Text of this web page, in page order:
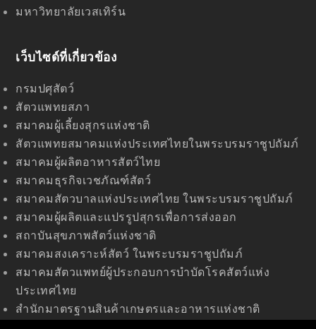
มหาวิทยาลัยเวสเทิร์น
เว็บไซด์ที่เกี่ยวข้อง
กรมปศุสัตว์
สัตวแพทยสภา
สมาคมผู้เลี้ยงสุกรแห่งชาติ
สัตวแพทยสมาคมแห่งประเทศไทยในพระบรมราชูปถัมภ์
สมาคมผู้ผลิตอาหารสัตว์ไทย
สมาคมธุรกิจเวชภัณฑ์สัตว์
สมาคมสัตวบาลแห่งประเทศไทย ในพระบรมราชูปถัมภ์
สมาคมผู้ผลิตและแปรรูปสุกรเพื่อการส่งออก
สถาบันสุขภาพสัตว์แห่งชาติ
สมาคมสงเคราะห์สัตว์ ในพระบรมราชูปถัมภ์
สมาคมสัตวแพทย์ผู้ประกอบการบำบัดโรคสัตว์แห่ง
ประเทศไทย
สำนักมาตรฐานสินค้าเกษตรและอาหารแห่งชาติ